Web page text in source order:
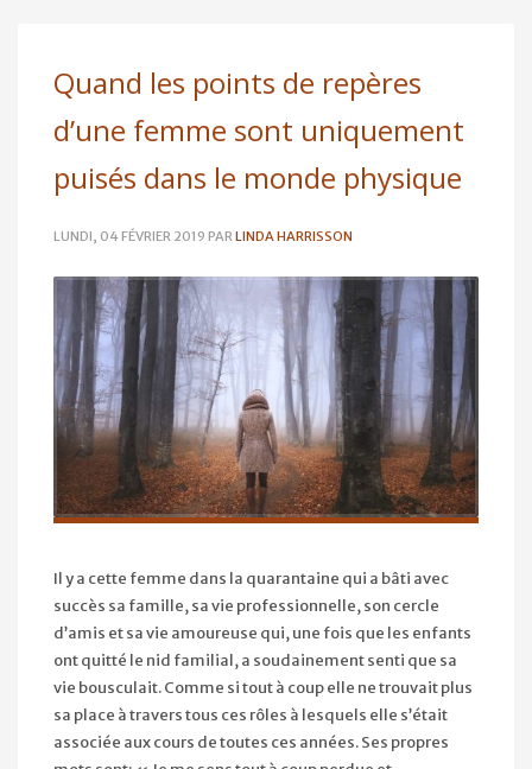
Quand les points de repères
d’une femme sont uniquement
puisés dans le monde physique
LUNDI, 04 FÉVRIER 2019 PARLINDA HARRISSON
Il y a cette femme dans la quarantaine qui a bâti avec
succès sa famille, sa vie professionnelle, son cercle
d’amis et sa vie amoureuse qui, une fois que les enfants
ont quitté le nid familial, a soudainement senti que sa
vie bousculait. Comme si tout à coup elle ne trouvait plus
sa place à travers tous ces rôles à lesquels elle s’était
associée aux cours de toutes ces années. Ses propres